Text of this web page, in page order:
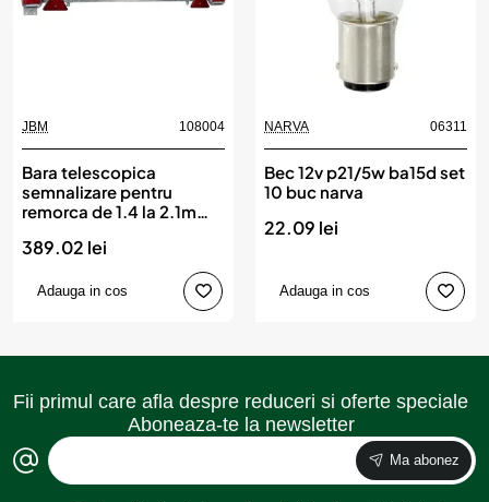
JBM 108004
Bara telescopica
semnalizare pentru
remorca de 1.4 la 2.1m
389.02 lei
Adauga in cos
NARVA 06311
Bec 12v p21/5w ba15d set
10 buc narva
22.09 lei
Adauga in cos
Fii primul care afla despre reduceri si oferte speciale
Aboneaza-te la newsletter
Ma abonez